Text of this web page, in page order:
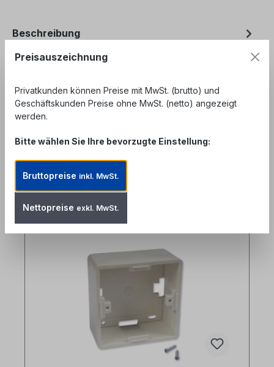
Beschreibung
2xRJ45 Cat.6A Dose für Kanaleinbau designfähig -
Bewertungen
Produktgalerie überspringen
Accessory Items
Preisauszeichnung
Privatkunden können Preise mit MwSt. (brutto) und
Geschäftskunden Preise ohne MwSt. (netto) angezeigt
werden.
Bitte wählen Sie Ihre bevorzugte Einstellung:
Bruttopreise inkl. MwSt.
Nettopreise exkl. MwSt.